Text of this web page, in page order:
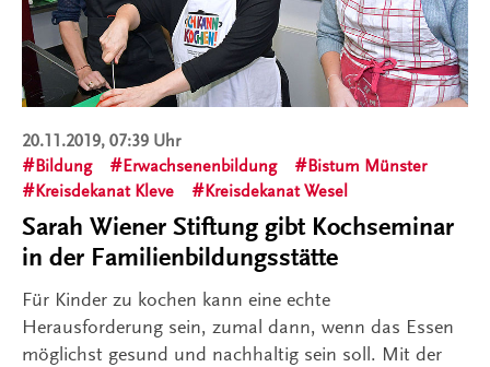
20.11.2019, 07:39 Uhr
Bildung
Erwachsenenbildung
Bistum Münster
Kreisdekanat Kleve
Kreisdekanat Wesel
Sarah Wiener Stiftung gibt Kochseminar
in der Familienbildungsstätte
Für Kinder zu kochen kann eine echte
Herausforderung sein, zumal dann, wenn das Essen
möglichst gesund und nachhaltig sein soll. Mit der